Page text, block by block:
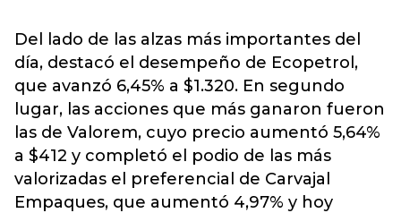
Del lado de las alzas más importantes del
día, destacó el desempeño de Ecopetrol,
que avanzó 6,45% a $1.320. En segundo
lugar, las acciones que más ganaron fueron
las de Valorem, cuyo precio aumentó 5,64%
a $412 y completó el podio de las más
valorizadas el preferencial de Carvajal
Empaques, que aumentó 4,97% y hoy